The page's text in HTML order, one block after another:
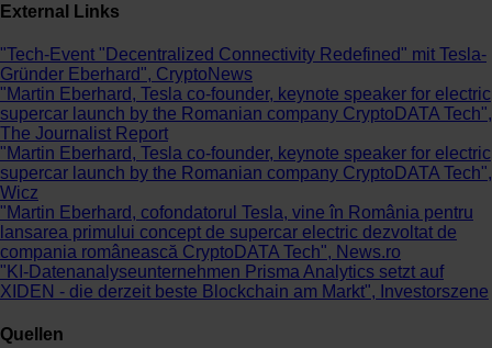
External Links
"Tech-Event "Decentralized Connectivity Redefined" mit Tesla-
Gründer Eberhard", CryptoNews
"Martin Eberhard, Tesla co-founder, keynote speaker for electric
supercar launch by the Romanian company CryptoDATA Tech",
The Journalist Report
"Martin Eberhard, Tesla co-founder, keynote speaker for electric
supercar launch by the Romanian company CryptoDATA Tech",
Wicz
"Martin Eberhard, cofondatorul Tesla, vine în România pentru
lansarea primului concept de supercar electric dezvoltat de
compania românească CryptoDATA Tech", News.ro
"KI-Datenanalyseunternehmen Prisma Analytics setzt auf
XIDEN - die derzeit beste Blockchain am Markt", Investorszene
Quellen